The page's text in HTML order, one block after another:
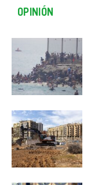
OPINIÓN